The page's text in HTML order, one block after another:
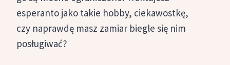
esperanto jako takie hobby, ciekawostkę,
czy naprawdę masz zamiar biegle się nim
posługiwać?